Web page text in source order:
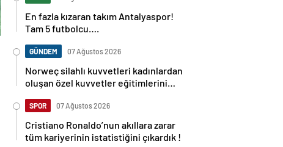
En fazla kızaran takım Antalyaspor!
Tam 5 futbolcu….
GÜNDEM 07 Ağustos 2026
Norweç silahlı kuvvetleri kadınlardan
oluşan özel kuvvetler eğitimlerini
SPOR 07 Ağustos 2026
Cristiano Ronaldo’nun akıllara zarar
tüm kariyerinin istatistiğini çıkardık !